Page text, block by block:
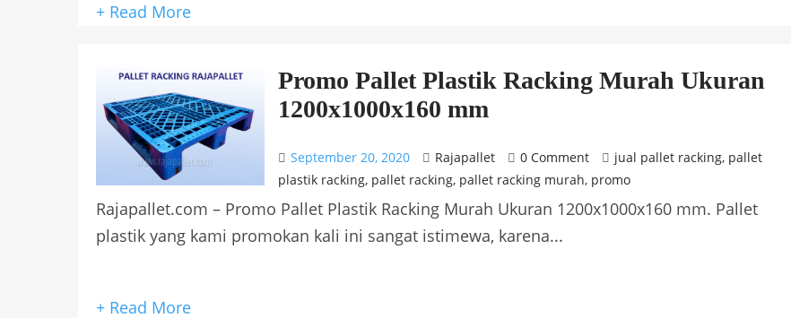
+ Read More
Promo Pallet Plastik Racking Murah Ukuran
1200x1000x160 mm
September 20, 2020 Rajapallet 0 Comment jual pallet racking, pallet
plastik racking, pallet racking, pallet racking murah, promo
Rajapallet.com – Promo Pallet Plastik Racking Murah Ukuran 1200x1000x160 mm. Pallet
plastik yang kami promokan kali ini sangat istimewa, karena...
+ Read More